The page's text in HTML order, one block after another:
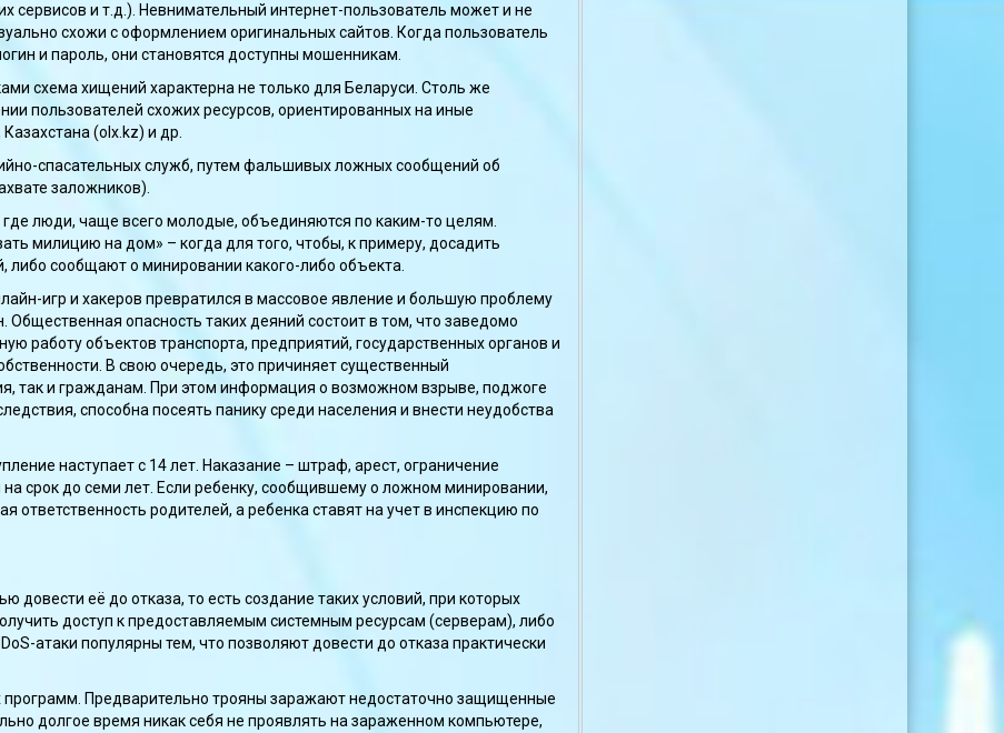
сервисов и т.д.). Невнимательный интернет-пользователь может и не
схожи с оформлением оригинальных сайтов. Когда пользователь
и пароль, они становятся доступны мошенникам.
схема хищений характерна не только для Беларуси. Столь же
пользователей схожих ресурсов, ориентированных на иные
(olx.kz) и др.
спасательных служб, путем фальшивых ложных сообщений об
заложников).
люди, чаще всего молодые, объединяются по каким-то целям.
милицию на дом» – когда для того, чтобы, к примеру, досадить
сообщают о минировании какого-либо объекта.
игр и хакеров превратился в массовое явление и большую проблему
Общественная опасность таких деяний состоит в том, что заведомо
работу объектов транспорта, предприятий, государственных органов и
В свою очередь, это причиняет существенный
так и гражданам. При этом информация о возможном взрыве, поджоге
способна посеять панику среди населения и внести неудобства
наступает с 14 лет. Наказание – штраф, арест, ограничение
срок до семи лет. Если ребенку, сообщившему о ложном минировании,
ответственность родителей, а ребенка ставят на учет в инспекцию по
довести её до отказа, то есть создание таких условий, при которых
доступ к предоставляемым системным ресурсам (серверам), либо
атаки популярны тем, что позволяют довести до отказа практически
программ. Предварительно трояны заражают недостаточно защищенные
долгое время никак себя не проявлять на зараженном компьютере,